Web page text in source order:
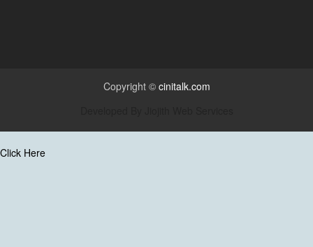
Copyright © cinitalk.com
Click Here